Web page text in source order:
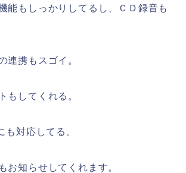
能もしっかりしてるし、ＣＤ録音も
連携もスゴイ。
もしてくれる。
対応してる。
お知らせしてくれます。